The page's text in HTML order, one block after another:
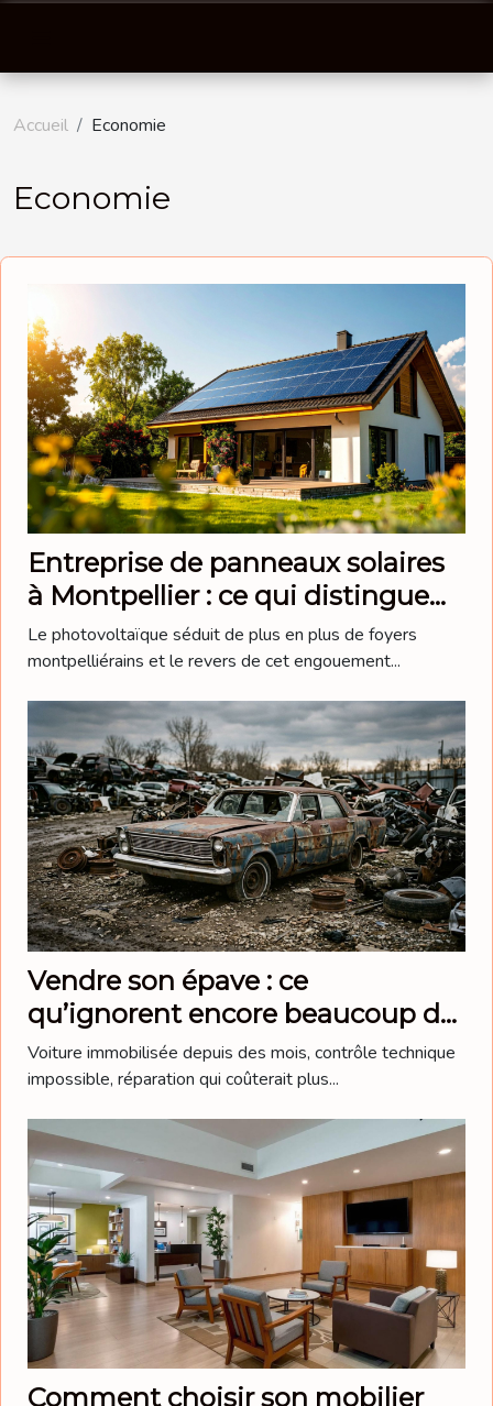
Accueil Economie
Economie
Entreprise de panneaux solaires
à Montpellier : ce qui distingue
les meilleurs acteurs du marché
Le photovoltaïque séduit de plus en plus de foyers
montpelliérains et le revers de cet engouement...
Vendre son épave : ce
qu’ignorent encore beaucoup de
propriétaires de voitures
Voiture immobilisée depuis des mois, contrôle technique
impossible, réparation qui coûterait plus...
Comment choisir son mobilier